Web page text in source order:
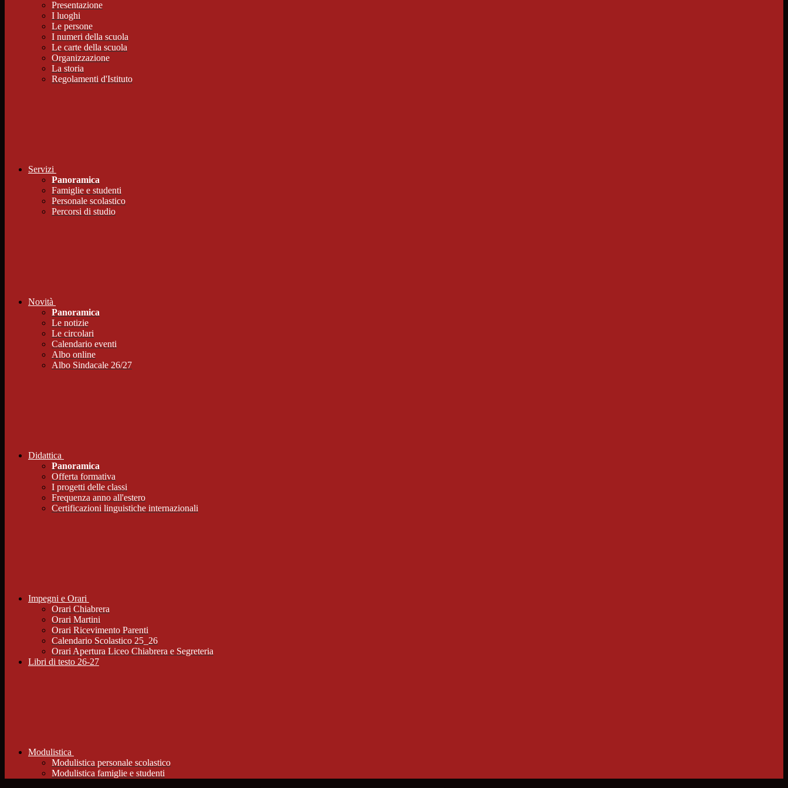
Presentazione
I luoghi
Le persone
I numeri della scuola
Le carte della scuola
Organizzazione
La storia
Regolamenti d'Istituto
Servizi
Panoramica
Famiglie e studenti
Personale scolastico
Percorsi di studio
Novità
Panoramica
Le notizie
Le circolari
Calendario eventi
Albo online
Albo Sindacale 26/27
Didattica
Panoramica
Offerta formativa
I progetti delle classi
Frequenza anno all'estero
Certificazioni linguistiche internazionali
Impegni e Orari
Orari Chiabrera
Orari Martini
Orari Ricevimento Parenti
Calendario Scolastico 25_26
Orari Apertura Liceo Chiabrera e Segreteria
Libri di testo 26-27
Modulistica
Modulistica personale scolastico
Modulistica famiglie e studenti